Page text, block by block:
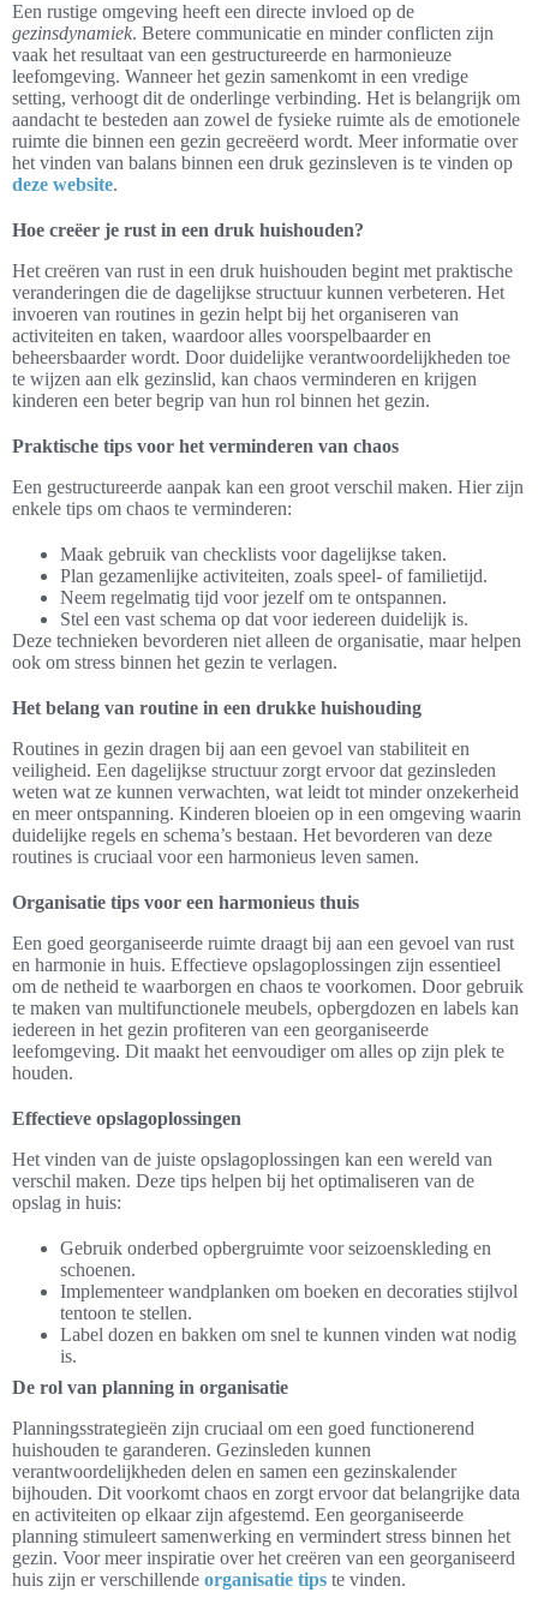
Een rustige omgeving heeft een directe invloed op de
gezinsdynamiek. Betere communicatie en minder conflicten zijn
vaak het resultaat van een gestructureerde en harmonieuze
leefomgeving. Wanneer het gezin samenkomt in een vredige
setting, verhoogt dit de onderlinge verbinding. Het is belangrijk om
aandacht te besteden aan zowel de fysieke ruimte als de emotionele
ruimte die binnen een gezin gecreëerd wordt. Meer informatie over
het vinden van balans binnen een druk gezinsleven is te vinden op
deze website.
Hoe creëer je rust in een druk huishouden?
Het creëren van rust in een druk huishouden begint met praktische
veranderingen die de dagelijkse structuur kunnen verbeteren. Het
invoeren van routines in gezin helpt bij het organiseren van
activiteiten en taken, waardoor alles voorspelbaarder en
beheersbaarder wordt. Door duidelijke verantwoordelijkheden toe
te wijzen aan elk gezinslid, kan chaos verminderen en krijgen
kinderen een beter begrip van hun rol binnen het gezin.
Praktische tips voor het verminderen van chaos
Een gestructureerde aanpak kan een groot verschil maken. Hier zijn
enkele tips om chaos te verminderen:
Maak gebruik van checklists voor dagelijkse taken.
Plan gezamenlijke activiteiten, zoals speel- of familietijd.
Neem regelmatig tijd voor jezelf om te ontspannen.
Stel een vast schema op dat voor iedereen duidelijk is.
Deze technieken bevorderen niet alleen de organisatie, maar helpen
ook om stress binnen het gezin te verlagen.
Het belang van routine in een drukke huishouding
Routines in gezin dragen bij aan een gevoel van stabiliteit en
veiligheid. Een dagelijkse structuur zorgt ervoor dat gezinsleden
weten wat ze kunnen verwachten, wat leidt tot minder onzekerheid
en meer ontspanning. Kinderen bloeien op in een omgeving waarin
duidelijke regels en schema’s bestaan. Het bevorderen van deze
routines is cruciaal voor een harmonieus leven samen.
Organisatie tips voor een harmonieus thuis
Een goed georganiseerde ruimte draagt bij aan een gevoel van rust
en harmonie in huis. Effectieve opslagoplossingen zijn essentieel
om de netheid te waarborgen en chaos te voorkomen. Door gebruik
te maken van multifunctionele meubels, opbergdozen en labels kan
iedereen in het gezin profiteren van een georganiseerde
leefomgeving. Dit maakt het eenvoudiger om alles op zijn plek te
houden.
Effectieve opslagoplossingen
Het vinden van de juiste opslagoplossingen kan een wereld van
verschil maken. Deze tips helpen bij het optimaliseren van de
opslag in huis:
Gebruik onderbed opbergruimte voor seizoenskleding en
schoenen.
Implementeer wandplanken om boeken en decoraties stijlvol
tentoon te stellen.
Label dozen en bakken om snel te kunnen vinden wat nodig
is.
De rol van planning in organisatie
Planningsstrategieën zijn cruciaal om een goed functionerend
huishouden te garanderen. Gezinsleden kunnen
verantwoordelijkheden delen en samen een gezinskalender
bijhouden. Dit voorkomt chaos en zorgt ervoor dat belangrijke data
en activiteiten op elkaar zijn afgestemd. Een georganiseerde
planning stimuleert samenwerking en vermindert stress binnen het
gezin. Voor meer inspiratie over het creëren van een georganiseerd
huis zijn er verschillende organisatie tips te vinden.